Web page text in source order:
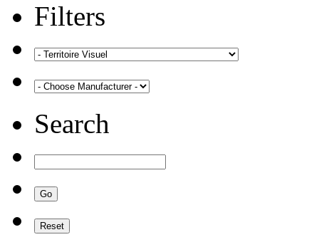
Filters
Search